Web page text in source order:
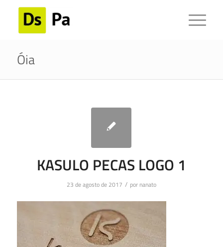
Óia
KASULO PECAS LOGO 1
23 de agosto de 2017 / por nanato